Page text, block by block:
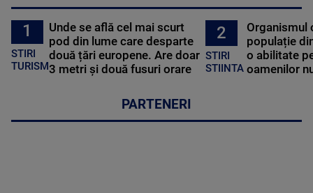
1
STIRI
TURISM
Unde se află cel mai scurt
pod din lume care desparte
două țări europene. Are doar
3 metri și două fusuri orare
2
STIRI
STIINTA
Organismul
populație
o abilitate
oamenilor
PARTENERI